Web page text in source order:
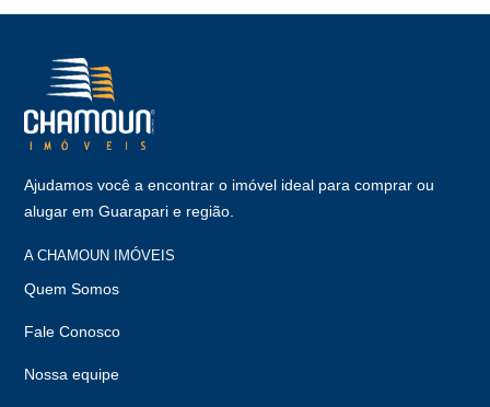
Ajudamos você a encontrar o imóvel ideal para comprar ou
alugar em Guarapari e região.
A CHAMOUN IMÓVEIS
Quem Somos
Fale Conosco
Nossa equipe